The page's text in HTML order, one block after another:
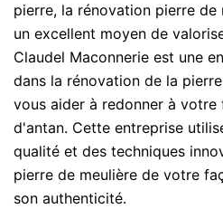
pierre, la rénovation pierre de
un excellent moyen de
Claudel Maconnerie est une
dans la rénovation de la
vous aider à redonner à votre
d'antan. Cette entreprise
qualité et des techniques
pierre de meulière de votre
son authenticité.